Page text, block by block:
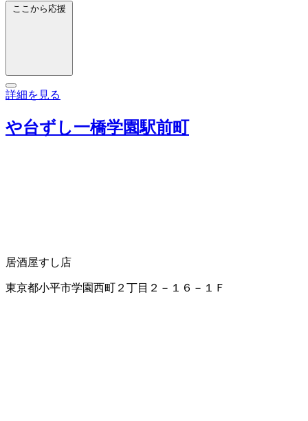
ここから応援
詳細を見る
や台ずし一橋学園駅前町
居酒屋すし店
東京都小平市学園西町２丁目２－１６－１Ｆ